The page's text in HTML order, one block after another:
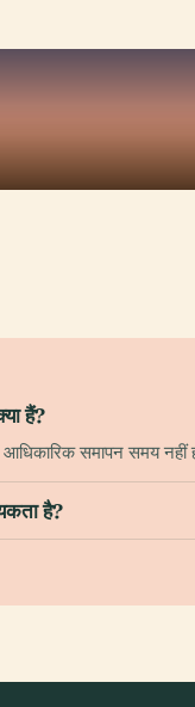
हैं?
समापन समय
है?